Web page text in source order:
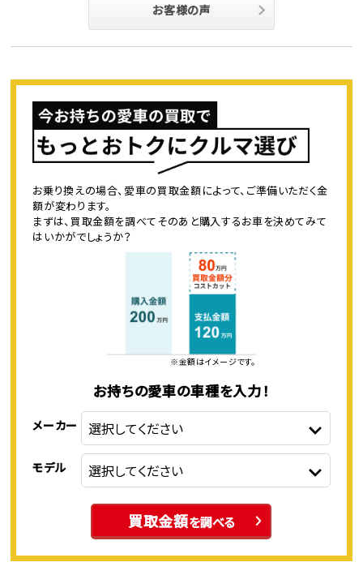
お客様の声
お乗り換えの場合、愛車の買取金額によって、ご準備いただく金
額が変わります。
まずは、買取金額を調べてそのあと購入するお車を決めてみて
はいかがでしょうか？
※金額はイメージです。
お持ちの愛車の車種を入力！
メーカー
モデル
買取金額を調べる